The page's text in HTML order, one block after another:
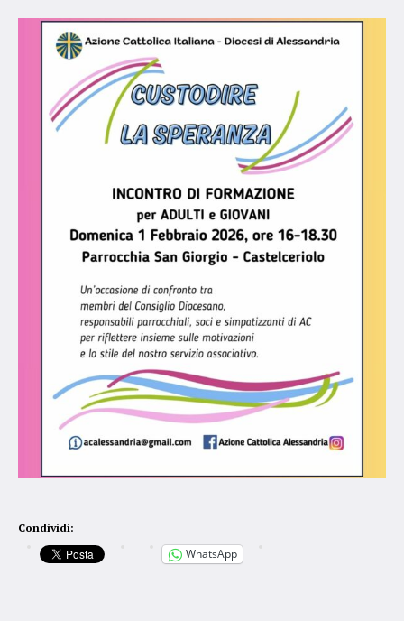
Condividi:
WhatsApp